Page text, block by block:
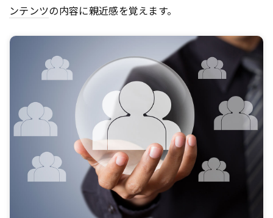
ンテンツの内容に親近感を覚えます。